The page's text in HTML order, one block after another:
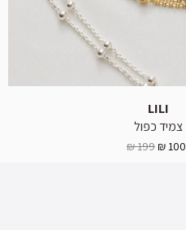
LILI
צמיד כפול
100 ₪
199 ₪